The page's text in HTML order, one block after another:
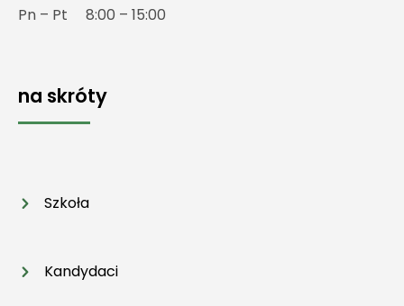
Pn – Pt 8:00 – 15:00
na skróty
Szkoła
Kandydaci